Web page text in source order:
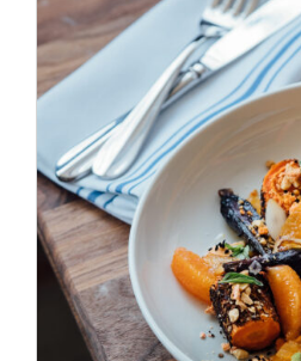
ADD TO CART /